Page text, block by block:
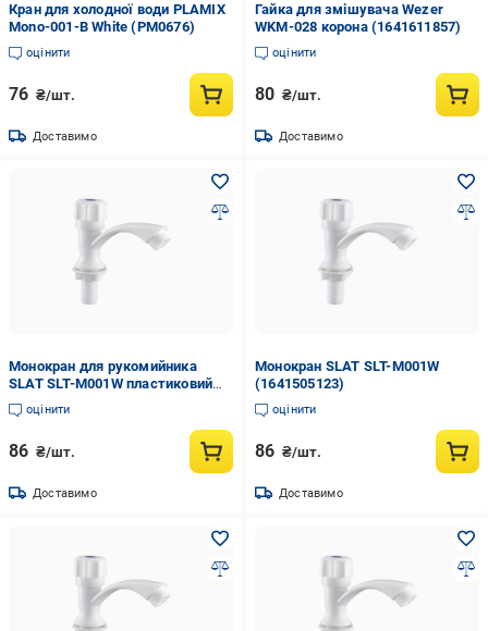
Кран для холодної води PLAMIX
Mono-001-B White (PM0676)
оцінити
76 ₴/шт.
Доставимо
Гайка для змішувача Wezer
WKM-028 корона (1641611857)
оцінити
80 ₴/шт.
Доставимо
Монокран для рукомийника
SLAT SLT-M001W пластиковий
Білий (SQ-1036018)
оцінити
86 ₴/шт.
Доставимо
Монокран SLAT SLT-M001W
(1641505123)
оцінити
86 ₴/шт.
Доставимо